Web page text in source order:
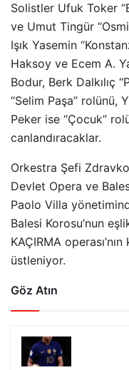
Solistler Ufuk Toker
ve Umut Tingür
Işık Yasemin
Haksoy ve Ecem A.
Bodur, Berk Dalkılıç
“Selim Paşa” rolünü,
Peker ise “Çocuk”
canlandıracaklar.
Orkestra Şefi
Devlet Opera ve
Paolo Villa
Balesi Korosu’nun
KAÇIRMA
üstleniyor.
Göz Atın